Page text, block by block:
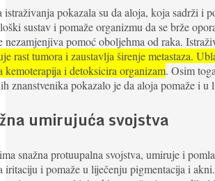
istraživanja pokazala su da aloja, koja sadrži i
sustav i pomaže organizmu da se brže
nezamjenjiva pomoć oboljehma od raka.
rast tumora i zaustavlja širenje metastaza.
kemoterapija i detoksicira organizam. Osim
znanstvenika pokazalo je da aloja pomaže i u
umirujuća svojstva
snažna protuupalna svojstva, umiruje i
iritaciju i pomaže u liječenju pigmentacija i